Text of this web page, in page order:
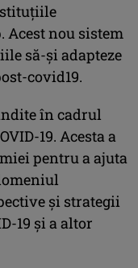
Acest nou sistem
să-și adapteze
covid19.
în cadrul
19. Acesta a
pentru a ajuta
și strategii
19 și a altor